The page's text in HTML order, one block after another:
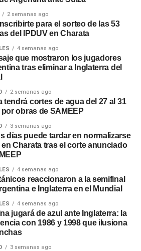
2 semanas ago
para el sorteo de las 53
del IPDUV en Charata
4 semanas ago
que mostraron los jugadores
tras eliminar a Inglaterra del
2 semanas ago
tendrá cortes de agua del 27 al 31
obras de SAMEEP
3 semanas ago
días puede tardar en normalizarse
en Charata tras el corte anunciado
4 semanas ago
reaccionaron a la semifinal
e Inglaterra en el Mundial
4 semanas ago
jugará de azul ante Inglaterra: la
con 1986 y 1998 que ilusiona
3 semanas ago